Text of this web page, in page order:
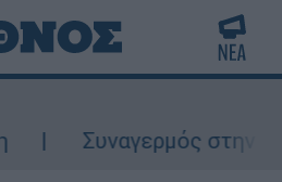
Συναγερμός στην